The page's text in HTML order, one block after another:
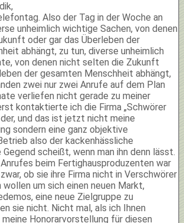
Also der Tag in der Woche an
unheimlich wichtige Sachen, von denen
oder gar das Überleben der
abhängt, zu tun, diverse unheimlich
von denen nicht selten die Zukunft
der gesamten Menschheit abhängt,
zwei nur zwei Anrufe auf dem Plan
verliefen nicht gerade zu meiner
kontaktierte ich die Firma „Schwörer
der, und das ist jetzt nicht meine
sondern eine ganz objektive
also der kackenhässliche
Gegend scheißt, wenn man ihn denn lässt.
Anrufes beim Fertighausproduzenten war
ob sie ihre Firma nicht in Verschwörer
wollen um sich einen neuen Markt,
eine neue Zielgruppe zu
sie nicht. Nicht mal, als ich Ihnen
Honorarvorstellung für diesen